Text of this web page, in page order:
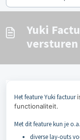
Yuki
versturen
Het feature Yuki factuur
functionaliteit.
Met dit feature kun je
diverse lay-outs